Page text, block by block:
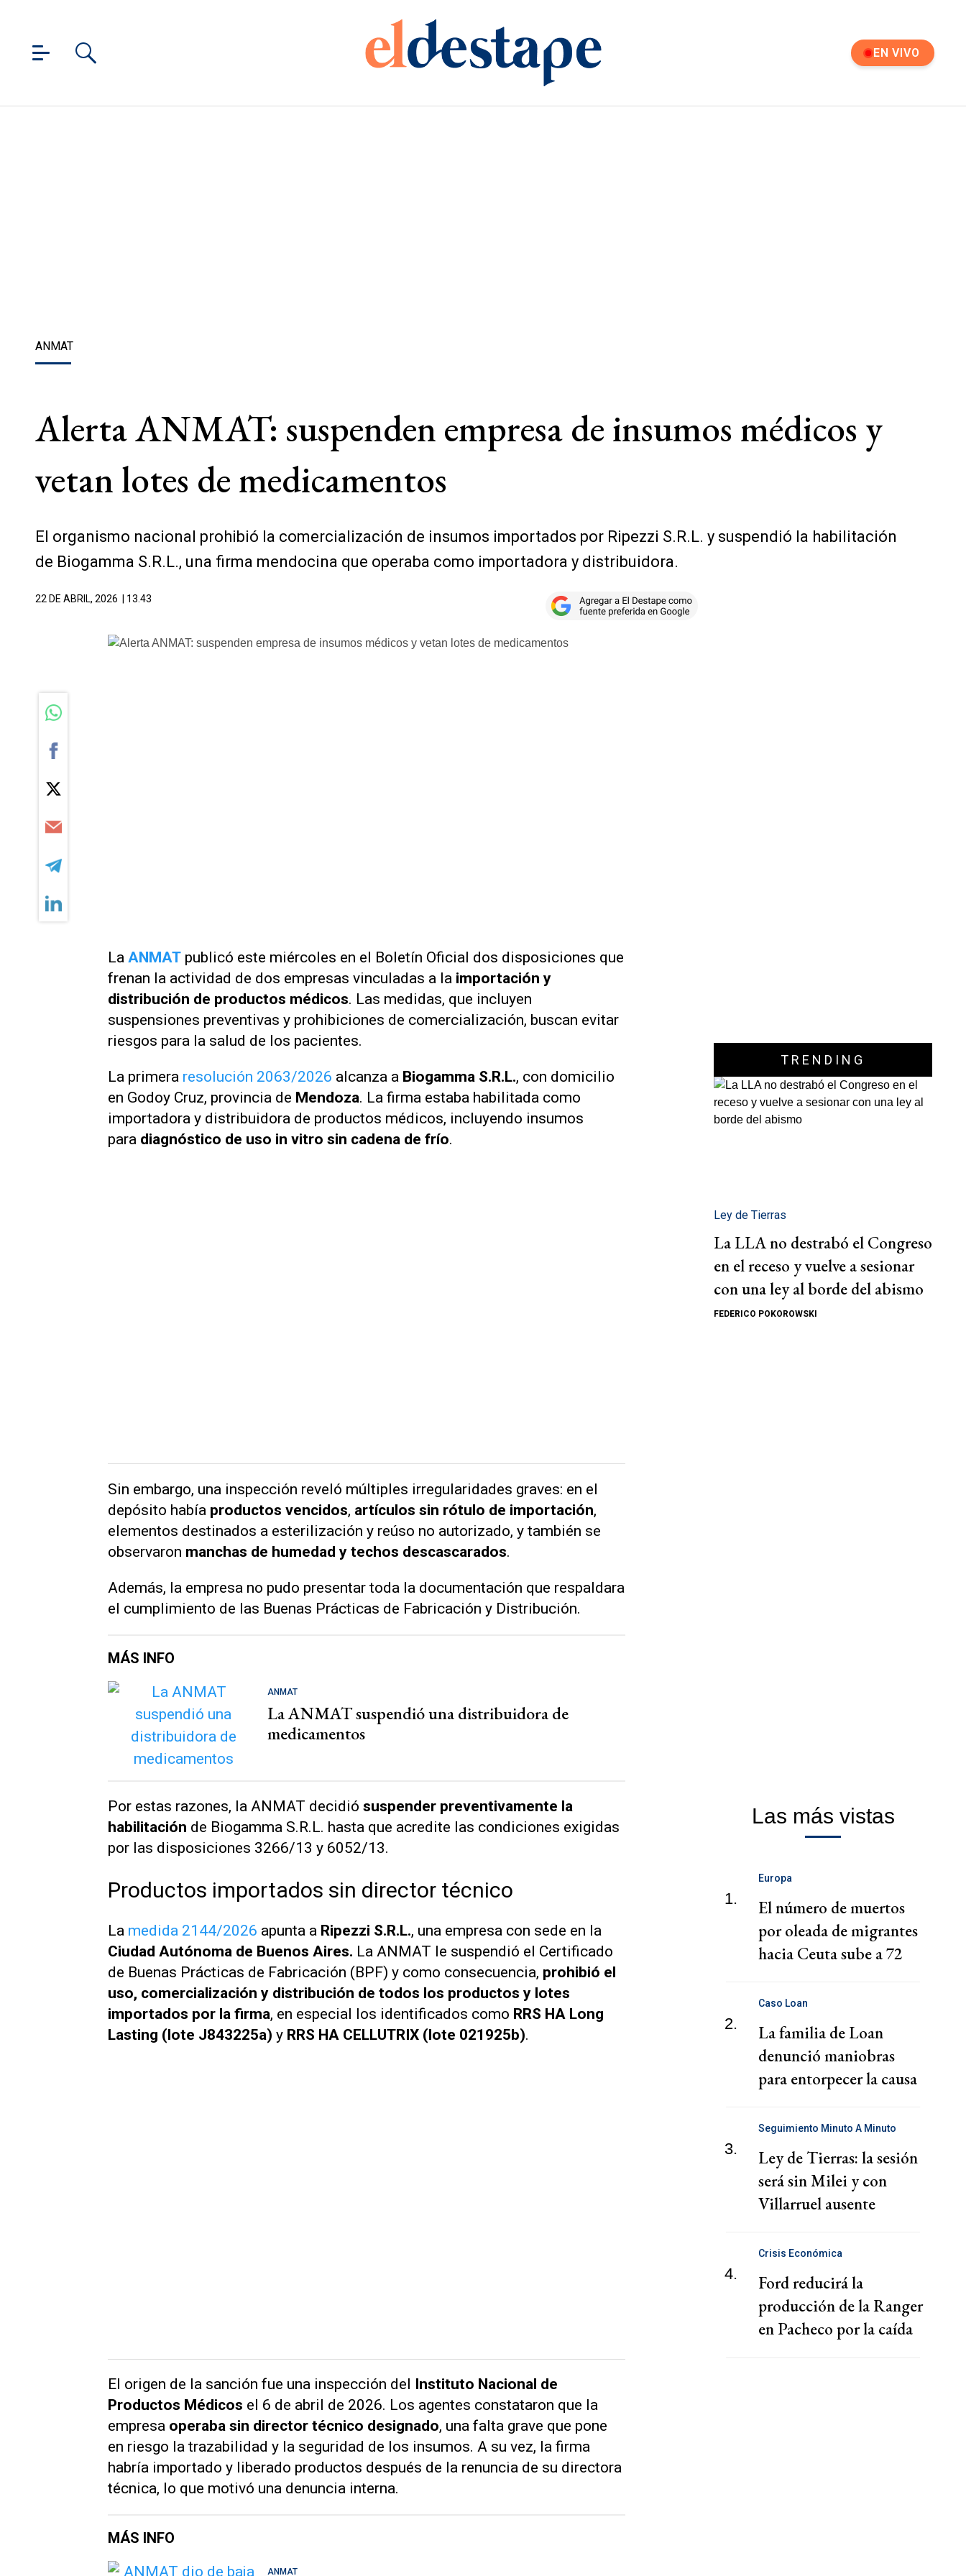
EN VIVO
ANMAT
Alerta ANMAT: suspenden empresa de insumos médicos y
vetan lotes de medicamentos
El organismo nacional prohibió la comercialización de insumos importados por Ripezzi S.R.L. y suspendió la habilitación
de Biogamma S.R.L., una firma mendocina que operaba como importadora y distribuidora.
22 DE ABRIL, 2026 | 13.43
La ANMAT publicó este miércoles en el Boletín Oficial dos disposiciones que
frenan la actividad de dos empresas vinculadas a la importación y
distribución de productos médicos. Las medidas, que incluyen
suspensiones preventivas y prohibiciones de comercialización, buscan evitar
riesgos para la salud de los pacientes.
La primera resolución 2063/2026 alcanza a Biogamma S.R.L., con domicilio
en Godoy Cruz, provincia de Mendoza. La firma estaba habilitada como
importadora y distribuidora de productos médicos, incluyendo insumos
para diagnóstico de uso in vitro sin cadena de frío.
Sin embargo, una inspección reveló múltiples irregularidades graves: en el
depósito había productos vencidos, artículos sin rótulo de importación,
elementos destinados a esterilización y reúso no autorizado, y también se
observaron manchas de humedad y techos descascarados.
Además, la empresa no pudo presentar toda la documentación que respaldara
el cumplimiento de las Buenas Prácticas de Fabricación y Distribución.
MÁS INFO
ANMAT
La ANMAT suspendió una distribuidora de
medicamentos
Por estas razones, la ANMAT decidió suspender preventivamente la
habilitación de Biogamma S.R.L. hasta que acredite las condiciones exigidas
por las disposiciones 3266/13 y 6052/13.
Productos importados sin director técnico
La medida 2144/2026 apunta a Ripezzi S.R.L., una empresa con sede en la
Ciudad Autónoma de Buenos Aires. La ANMAT le suspendió el Certificado
de Buenas Prácticas de Fabricación (BPF) y como consecuencia, prohibió el
uso, comercialización y distribución de todos los productos y lotes
importados por la firma, en especial los identificados como RRS HA Long
Lasting (lote J843225a) y RRS HA CELLUTRIX (lote 021925b).
El origen de la sanción fue una inspección del
Instituto Nacional de
Productos Médicos el 6 de abril de 2026. Los agentes constataron que la
empresa operaba sin director técnico designado, una falta grave que pone
en riesgo la trazabilidad y la seguridad de los insumos. A su vez, la firma
habría importado y liberado productos después de la renuncia de su directora
técnica, lo que motivó una denuncia interna.
MÁS INFO
ANMAT
TRENDING
Ley de Tierras
La LLA no destrabó el Congreso
en el receso y vuelve a sesionar
con una ley al borde del abismo
FEDERICO POKOROWSKI
Las más vistas
1.
Europa
El número de muertos
por oleada de migrantes
hacia Ceuta sube a 72
2.
Caso Loan
La familia de Loan
denunció maniobras
para entorpecer la causa
3.
Seguimiento Minuto A Minuto
Ley de Tierras: la sesión
será sin Milei y con
Villarruel ausente
4.
Crisis Económica
Ford reducirá la
producción de la Ranger
en Pacheco por la caída